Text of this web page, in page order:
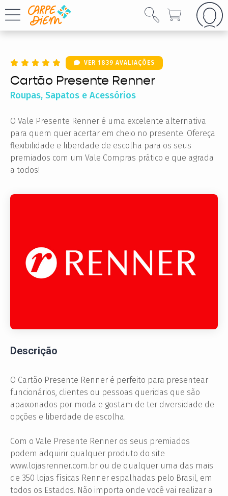
VER 1839 AVALIAÇÕES
Cartão Presente Renner
Roupas, Sapatos e Acessórios
O Vale Presente Renner é uma excelente alternativa
para quem quer acertar em cheio no presente. Ofereça
flexibilidade e liberdade de escolha para os seus
premiados com um Vale Compras prático e que agrada
a todos!
Descrição
O Cartão Presente Renner é perfeito para presentear
funcionários, clientes ou pessoas queridas que são
apaixonados por moda e gostam de ter diversidade de
opções e liberdade de escolha.
Com o Vale Presente Renner os seus premiados
podem adquirir qualquer produto do site
www.lojasrenner.com.br ou de qualquer uma das mais
de 350 lojas físicas Renner espalhadas pelo Brasil, em
todos os Estados. Não importa onde você vai realizar a